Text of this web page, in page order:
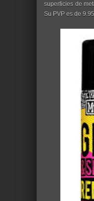
superficies de
Su PVP es de